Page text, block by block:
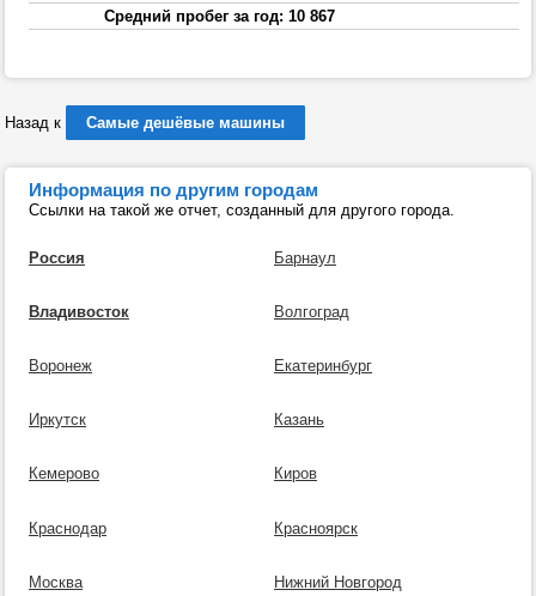
Средний пробег за год: 10 867
Назад к Самые дешёвые машины
Информация по другим городам
Ссылки на такой же отчет, созданный для другого города.
Россия Барнаул
Владивосток Волгоград
Воронеж Екатеринбург
Иркутск Казань
Кемерово Киров
Краснодар Красноярск
Москва Нижний Новгород